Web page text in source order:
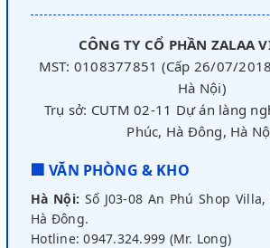
CÔNG TY CỔ PHẦN ZALAA
MST: 0108377851 (Cấp 26/07/
Hà Nội)
Trụ sở: CUTM 02-11 Dự án làng
Phúc, Hà Đông, Hà
🏢 VĂN PHÒNG & KHO
Hà Nội: Số J03-08 An Phú Shop
Hà Đông.
Hotline: 0947.324.999 (Mr. Long)